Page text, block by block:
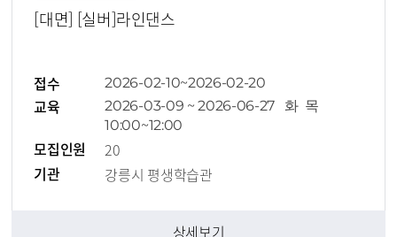
[대면] [실버]라인댄스
접수 2026-02-10~2026-02-20
교육
2026-03-09 ~ 2026-06-27 화 목
10:00~12:00
모집인원
20
기관
강릉시 평생학습관
상세보기